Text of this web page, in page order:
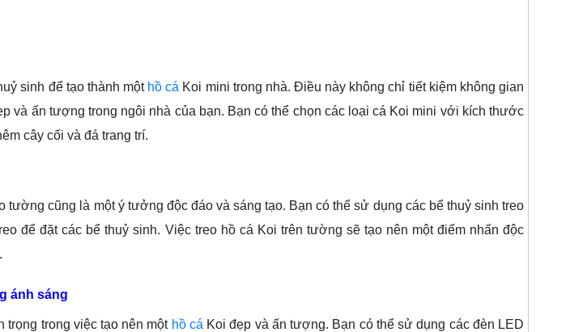
sinh để tạo thành một hồ cá Koi mini trong nhà. Điều này không chỉ tiết kiệm không gian
và ấn tượng trong ngôi nhà của bạn. Bạn có thể chọn các loại cá Koi mini với kích thước
cây cối và đá trang trí.
cũng là một ý tưởng độc đáo và sáng tạo. Bạn có thể sử dụng các bể thuỷ sinh treo
để đặt các bể thuỷ sinh. Việc treo hồ cá Koi trên tường sẽ tạo nên một điểm nhấn độc
ánh sáng
trong việc tạo nên một hồ cá Koi đẹp và ấn tượng. Bạn có thể sử dụng các đèn LED